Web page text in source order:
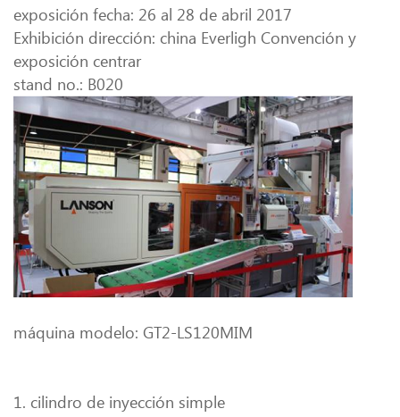
exposición fecha: 26 al 28 de abril 2017
Exhibición dirección: china Everligh Convención y
exposición centrar
stand no.: B020
máquina modelo: GT2-LS120MIM
1. cilindro de inyección simple